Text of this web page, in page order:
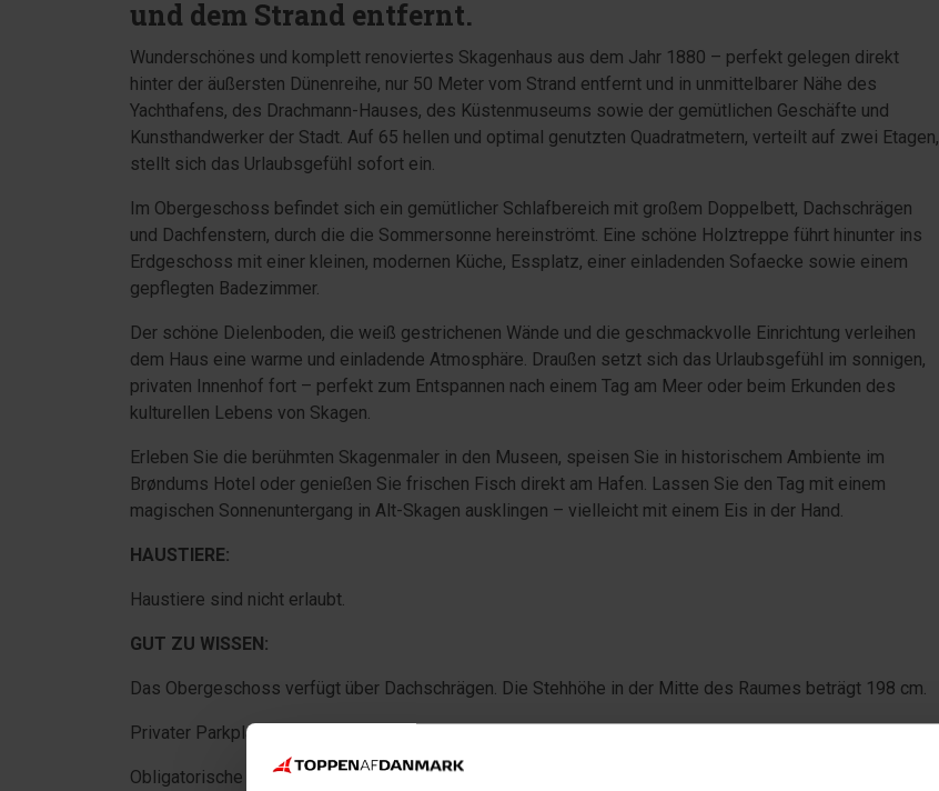
und dem Strand entfernt.
Wunderschönes und komplett renoviertes Skagenhaus aus dem Jahr 1880 – perfekt gelegen direkt
hinter der äußersten Dünenreihe, nur 50 Meter vom Strand entfernt und in unmittelbarer Nähe des
Yachthafens, des Drachmann-Hauses, des Küstenmuseums sowie der gemütlichen Geschäfte und
Kunsthandwerker der Stadt. Auf 65 hellen und optimal genutzten Quadratmetern, verteilt auf zwei Etagen,
stellt sich das Urlaubsgefühl sofort ein.
Im Obergeschoss befindet sich ein gemütlicher Schlafbereich mit großem Doppelbett, Dachschrägen
und Dachfenstern, durch die die Sommersonne hereinströmt. Eine schöne Holztreppe führt hinunter ins
Erdgeschoss mit einer kleinen, modernen Küche, Essplatz, einer einladenden Sofaecke sowie einem
gepflegten Badezimmer.
Der schöne Dielenboden, die weiß gestrichenen Wände und die geschmackvolle Einrichtung verleihen
dem Haus eine warme und einladende Atmosphäre. Draußen setzt sich das Urlaubsgefühl im sonnigen,
privaten Innenhof fort – perfekt zum Entspannen nach einem Tag am Meer oder beim Erkunden des
kulturellen Lebens von Skagen.
Erleben Sie die berühmten Skagenmaler in den Museen, speisen Sie in historischem Ambiente im
Brøndums Hotel oder genießen Sie frischen Fisch direkt am Hafen. Lassen Sie den Tag mit einem
magischen Sonnenuntergang in Alt-Skagen ausklingen – vielleicht mit einem Eis in der Hand.
HAUSTIERE:
Haustiere sind nicht erlaubt.
GUT ZU WISSEN:
Das Obergeschoss verfügt über Dachschrägen. Die Stehhöhe in der Mitte des Raumes beträgt 198 cm.
Privater Parkplatz für ein Auto direkt am Ferienhaus.
Obligatorische Endreinigung.